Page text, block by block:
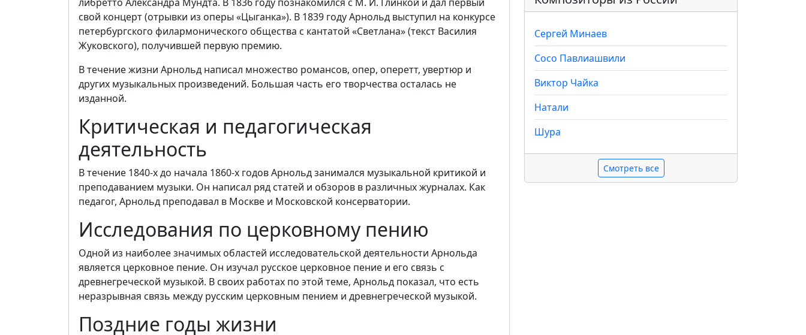
свой концерт (отрывки из оперы «Цыганка»). В 1839 году Арнольд выступил на конкурсе
петербургского филармонического общества с кантатой «Светлана» (текст Василия
Жуковского), получившей первую премию.
В течение жизни Арнольд написал множество романсов, опер, оперетт, увертюр и
других музыкальных произведений. Большая часть его творчества осталась не
изданной.
Критическая и педагогическая
деятельность
В течение 1840-х до начала 1860-х годов Арнольд занимался музыкальной критикой и
преподаванием музыки. Он написал ряд статей и обзоров в различных журналах. Как
педагог, Арнольд преподавал в Москве и Московской консерватории.
Исследования по церковному пению
Одной из наиболее значимых областей исследовательской деятельности Арнольда
является церковное пение. Он изучал русское церковное пение и его связь с
древнегреческой музыкой. В своих работах по этой теме, Арнольд показал, что есть
неразрывная связь между русским церковным пением и древнегреческой музыкой.
Поздние годы жизни
Сергей Минаев
Сосо Павлиашвили
Виктор Чайка
Натали
Шура
Смотреть все